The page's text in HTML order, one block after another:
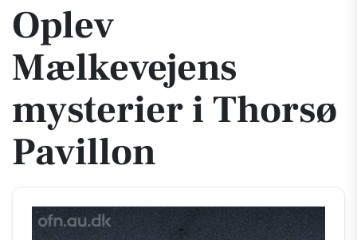
Oplev
Mælkevejens
mysterier i Thorsø
Pavillon